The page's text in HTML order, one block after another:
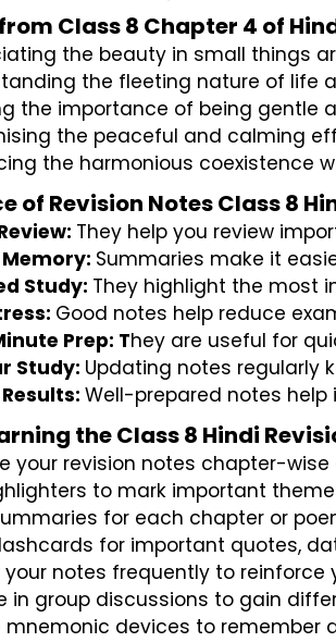
Class 8 Chapter 4 of
the beauty in small things
the fleeting nature of life
the importance of being gentle
the peaceful and calming
the harmonious coexistence
of Revision Notes Class 8
They help you review
Summaries make it
Study: They highlight the most
Good notes help reduce
Prep: They are useful for
Study: Updating notes regularly
Well-prepared notes
the Class 8 Hindi
your revision notes chapter-
to mark important
for each chapter or
for important quotes,
your notes frequently to
in group discussions to gain
mnemonic devices to remember